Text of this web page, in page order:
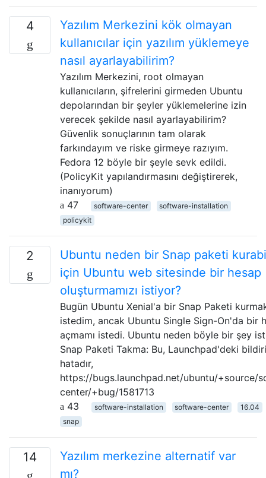
4
Yazılım Merkezini kök olmayan
kullanıcılar için yazılım yüklemeye
nasıl ayarlayabilirim?
Yazılım Merkezini, root olmayan
kullanıcıların, şifrelerini girmeden Ubuntu
depolarından bir şeyler yüklemelerine izin
verecek şekilde nasıl ayarlayabilirim?
Güvenlik sonuçlarının tam olarak
farkındayım ve riske girmeye razıyım.
Fedora 12 böyle bir şeyle sevk edildi.
(PolicyKit yapılandırmasını değiştirerek,
inanıyorum)
47
software-center
software-installation
policykit
2
Ubuntu neden bir Snap paketi
için Ubuntu web sitesinde bir hesap
oluşturmamızı istiyor?
Bugün Ubuntu Xenial'a bir Snap Paketi
istedim, ancak Ubuntu Single Sign-On'da bir
açmamı istedi. Ubuntu neden böyle bir şey
Snap Paketi Takma: Bu, Launchpad'deki
hatadır,
https://bugs.launchpad.net/ubuntu/+source/
center/+bug/1581713
43
software-installation software-center
16.04
snap
14
Yazılım merkezine alternatif var
mı?